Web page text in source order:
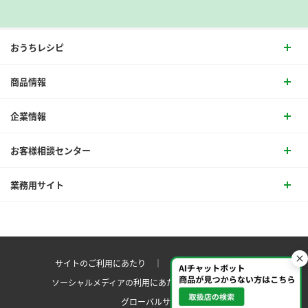
おうちレシピ
商品情報
企業情報
お客様相談センター
業務用サイト
サイトのご利用にあたり ｜プライバシーポリシー
ソーシャルメディアの利用にあたりサイトマップ ｜
グローバルサイト